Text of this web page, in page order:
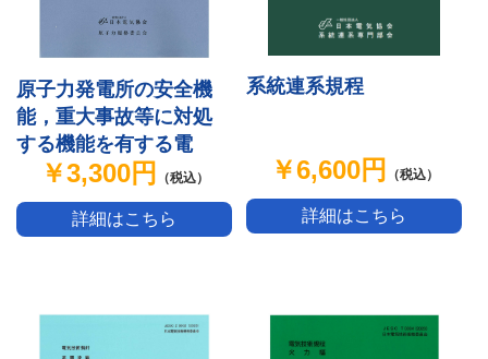
原子力発電所の安全機
能，重大事故等に対処
する機能を有する電
気・計装品の耐環境性
能の検証に関する指針
￥3,300円 （税込）
詳細はこちら
系統連系規程
￥6,600円 （税込）
詳細はこちら